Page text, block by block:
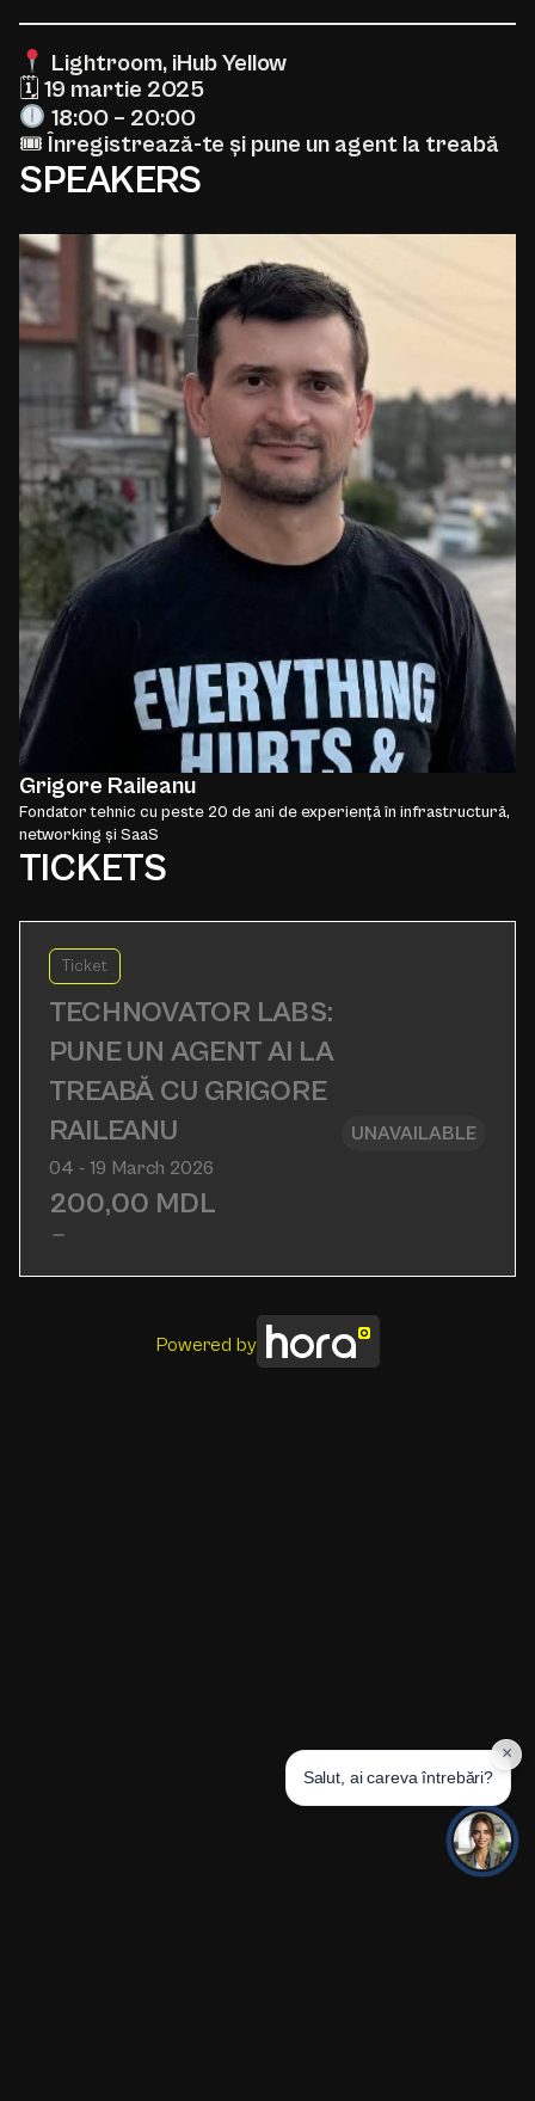
Lightroom, iHub Yellow
🗓 19 martie 2025
18:00 – 20:00
🎟 Înregistrează-te și pune un agent la treabă
SPEAKERS
Grigore Raileanu
Fondator tehnic cu peste 20 de ani de experiență în infrastructură,
networking și SaaS
TICKETS
Ticket
TECHNOVATOR LABS:
PUNE UN AGENT AI LA
TREABĂ CU GRIGORE
RAILEANU
UNAVAILABLE
04 - 19 March 2026
200,00 MDL
Powered by